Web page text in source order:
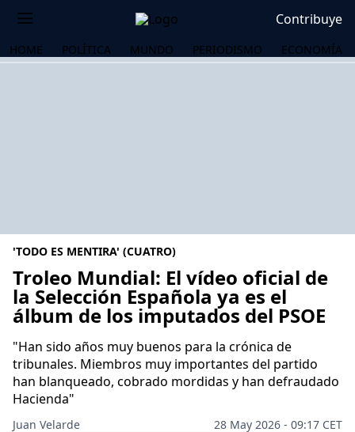
Contribuye
HOME POLÍTICA MUNDO PERIODISMO ECONOMÍA
'TODO ES MENTIRA' (CUATRO)
Troleo Mundial: El vídeo oficial de
la Selección Española ya es el
álbum de los imputados del PSOE
"Han sido años muy buenos para la crónica de
tribunales. Miembros muy importantes del partido
han blanqueado, cobrado mordidas y han defraudado
Hacienda"
Juan Velarde
28 May 2026 - 09:17 CET